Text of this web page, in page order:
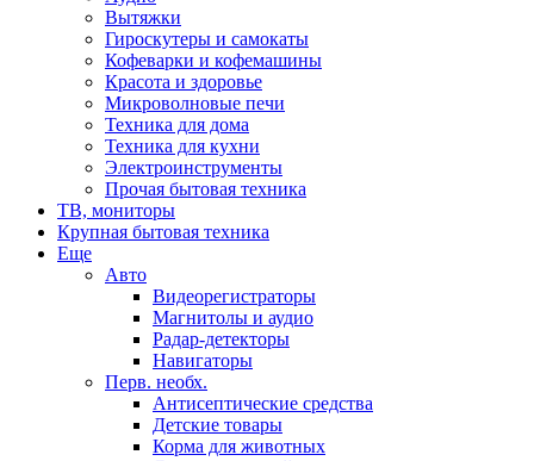
Вытяжки
Гироскутеры и самокаты
Кофеварки и кофемашины
Красота и здоровье
Микроволновые печи
Техника для дома
Техника для кухни
Электроинструменты
Прочая бытовая техника
ТВ, мониторы
Крупная бытовая техника
Еще
Авто
Видеорегистраторы
Магнитолы и аудио
Радар-детекторы
Навигаторы
Перв. необх.
Антисептические средства
Детские товары
Корма для животных